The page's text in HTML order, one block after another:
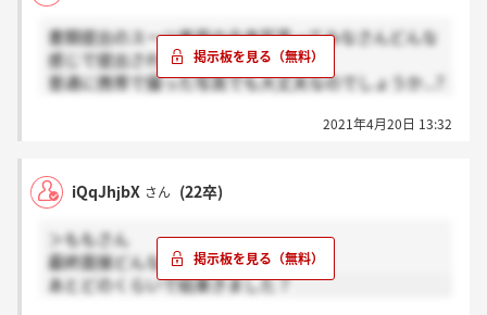
書類提出のスーツ着用の全身写真ってみなさんどんな
感じで提出されましたか？
普通に携帯で撮った写真でも大丈夫なのでしょうか...?
2021年4月20日 13:32
iQqJhjbX さん (22卒)
＞ももさん
最終面接どんな感じでしたか？
あとどのくらいで結果きました？